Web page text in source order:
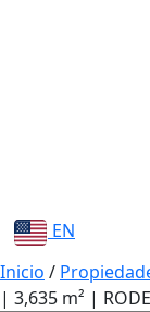
EN
Inicio /
| 3,635 m² |